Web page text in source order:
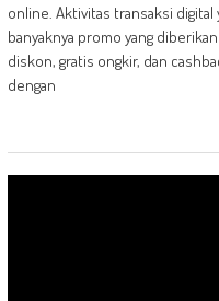
online. Aktivitas transaksi
banyaknya promo yang
diskon, gratis ongkir, dan
dengan